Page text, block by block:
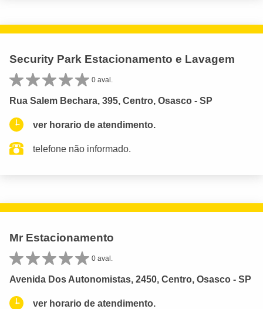
Security Park Estacionamento e Lavagem
0 aval.
Rua Salem Bechara, 395, Centro, Osasco - SP
ver horario de atendimento.
telefone não informado.
Mr Estacionamento
0 aval.
Avenida Dos Autonomistas, 2450, Centro, Osasco - SP
ver horario de atendimento.